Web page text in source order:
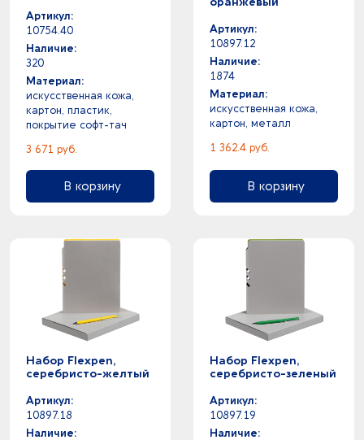
Артикул:
10754.40
Наличие:
320
Материал:
искусственная кожа,
картон, пластик,
покрытие софт-тач
3 671 руб.
В корзину
Артикул:
10897.12
Наличие:
1874
Материал:
искусственная кожа,
картон, металл
1 362.4 руб.
В корзину
Набор Flexpen,
серебристо-желтый
Артикул:
10897.18
Наличие:
Набор Flexpen,
серебристо-зеленый
Артикул:
10897.19
Наличие: